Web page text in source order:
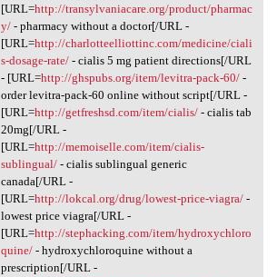
[URL=http://transylvaniacare.org/product/pharmac
y/- pharmacy without a doctor[/URL -
[URL=http://charlotteelliottinc.com/medicine/ciali
s-dosage-rate/- cialis 5 mg patient directions[/URL
- [URL=http://ghspubs.org/item/levitra-pack-60/-
order levitra-pack-60 online without script[/URL -
[URL=http://getfreshsd.com/item/cialis/- cialis tab
20mg[/URL -
[URL=http://memoiselle.com/item/cialis-
sublingual/- cialis sublingual generic
canada[/URL -
[URL=http://lokcal.org/drug/lowest-price-viagra/-
lowest price viagra[/URL -
[URL=http://stephacking.com/item/hydroxychloro
quine/- hydroxychloroquine without a
prescription[/URL -